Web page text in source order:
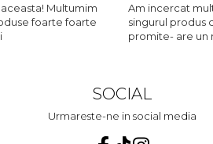
Multumim
foarte foarte
Am incercat
singurul produs
promite- are un
SOCIAL
Urmareste-ne in social media